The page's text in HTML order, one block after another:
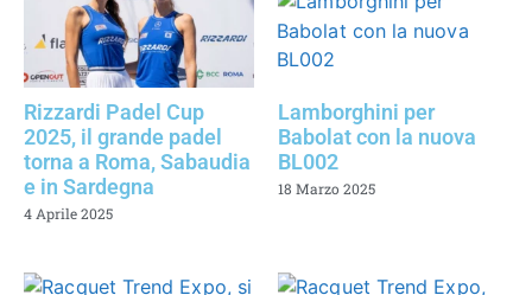
Rizzardi Padel Cup
2025, il grande padel
torna a Roma, Sabaudia
e in Sardegna
4 Aprile 2025
Lamborghini per
Babolat con la nuova
BL002
18 Marzo 2025